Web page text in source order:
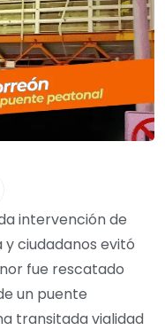
intervención de
y ciudadanos evitó
fue rescatado
un puente
transitada vialidad